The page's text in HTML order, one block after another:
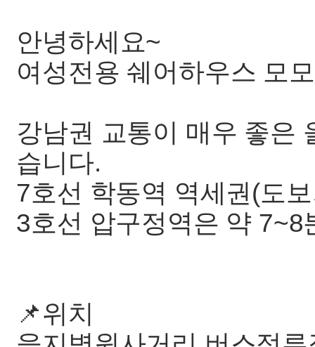
안녕하세요~
여성전용 쉐어하우스 모
강남권 교통이 매우 좋은
습니다.
7호선 학동역 역세권(도
3호선 압구정역은 약 7~8
📌위치